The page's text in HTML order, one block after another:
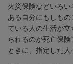
火災保険などいろ
ある自分にもしも
ている人の生活が
られるのが死亡保
ときに、指定した人